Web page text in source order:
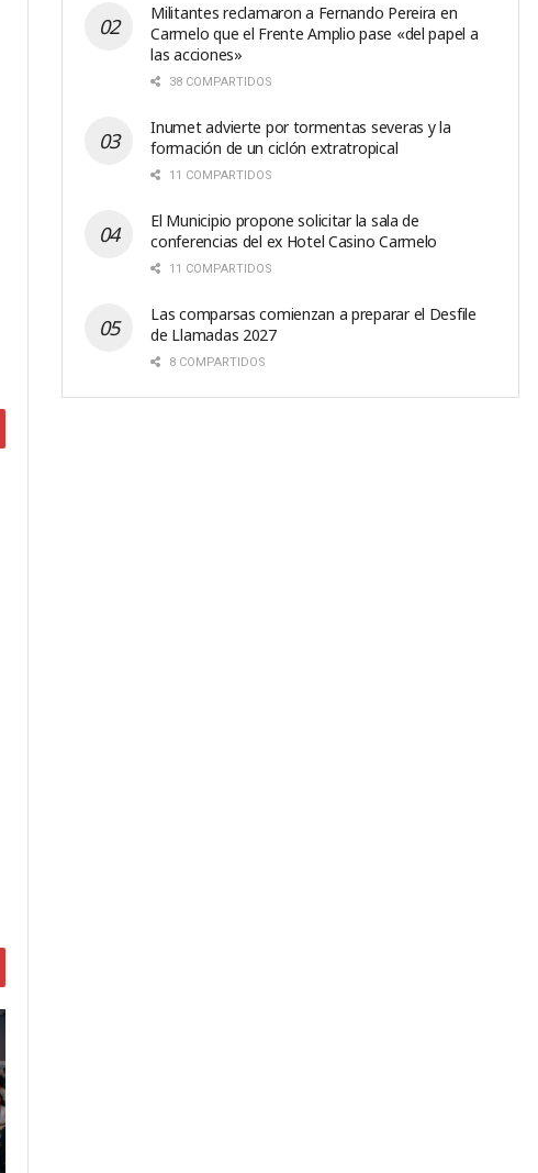
Militantes reclamaron a Fernando Pereira en
Carmelo que el Frente Amplio pase «del papel a
las acciones»
38 COMPARTIDOS
Inumet advierte por tormentas severas y la
formación de un ciclón extratropical
11 COMPARTIDOS
El Municipio propone solicitar la sala de
conferencias del ex Hotel Casino Carmelo
11 COMPARTIDOS
Las comparsas comienzan a preparar el Desfile
de Llamadas 2027
8 COMPARTIDOS